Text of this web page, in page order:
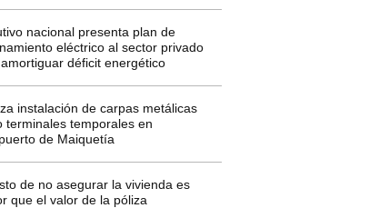
nacional presenta plan de
eléctrico al sector privado
déficit energético
instalación de carpas metálicas
terminales temporales en
de Maiquetía
de no asegurar la vivienda es
que el valor de la póliza